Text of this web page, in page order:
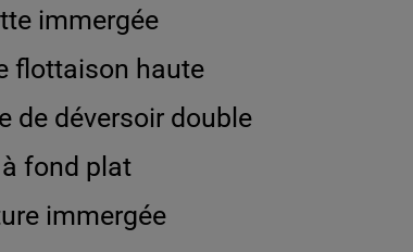
immergée
flottaison haute
de déversoir double
fond plat
immergée